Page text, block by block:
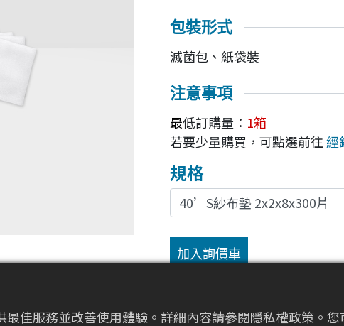
包裝形式
滅菌包、紙袋裝
注意事項
最低訂購量： 1箱
若要少量購買，可點選前往經
規格
加入詢價車
佳服務並改善使用體驗。詳細內容請參閱隱私權政策。